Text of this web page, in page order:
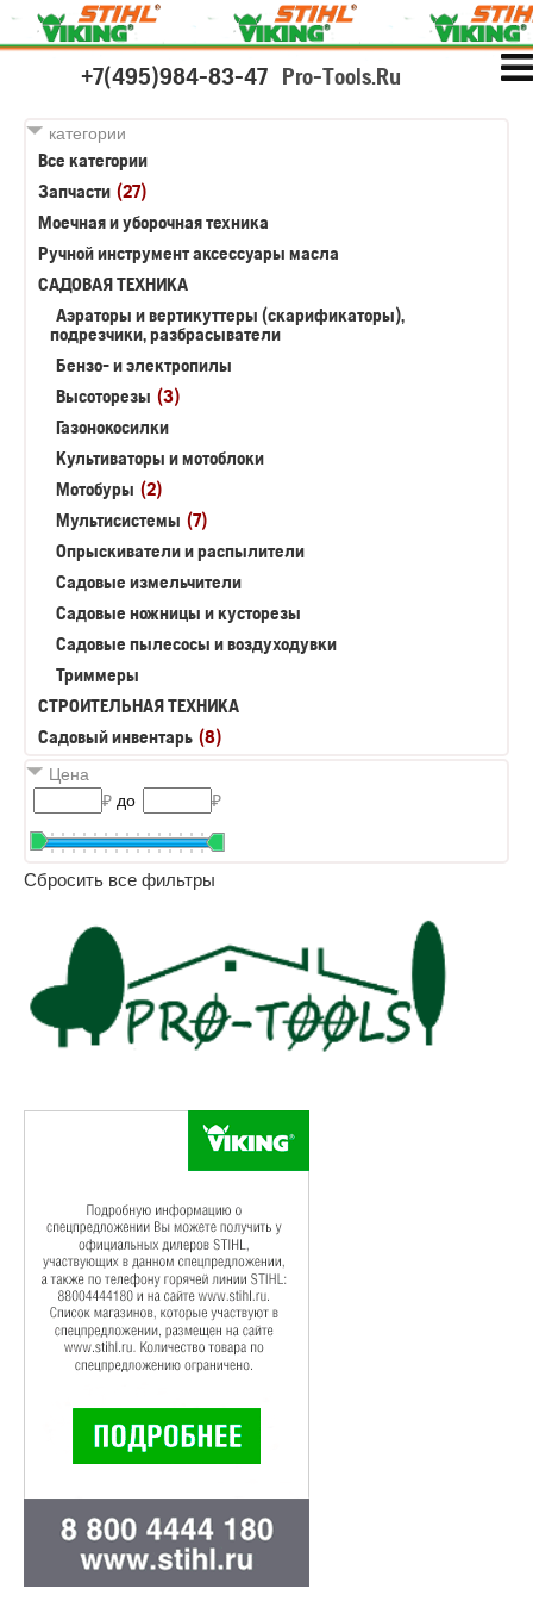
+7(495)984-83-47 Pro-Tools.Ru
категории
Все категории
Запчасти (27)
Моечная и уборочная техника
Ручной инструмент аксессуары масла
САДОВАЯ ТЕХНИКА
Аэраторы и вертикуттеры (скарификаторы),
подрезчики, разбрасыватели
Бензо- и электропилы
Высоторезы (3)
Газонокосилки
Культиваторы и мотоблоки
Мотобуры (2)
Мультисистемы (7)
Опрыскиватели и распылители
Садовые измельчители
Садовые ножницы и кусторезы
Садовые пылесосы и воздуходувки
Триммеры
СТРОИТЕЛЬНАЯ ТЕХНИКА
Садовый инвентарь (8)
Цена
₽ до ₽
Сбросить все фильтры